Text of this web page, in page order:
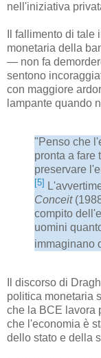
nell'iniziativa
Il fallimento di
monetaria della
— non fa
sentono
con maggiore
lampante quando
"Penso che
pronta a fare
preservare
[5]
Conceit
compito
uomini
immaginano
Il discorso di
politica monetaria
che la BCE lavora
che l'economia è
dello stato e della